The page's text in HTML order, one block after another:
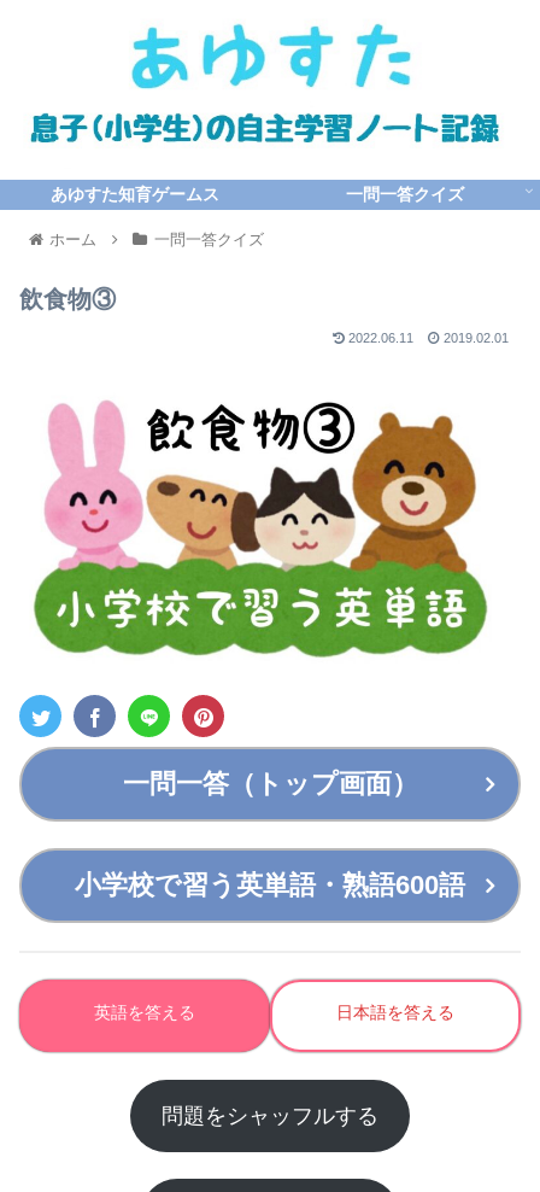
あゆすた知育ゲームス 一問一答クイズ
ホーム 一問一答クイズ
飲食物③
2022.06.11 2019.02.01
一問一答（トップ画面）
小学校で習う英単語・熟語600語
英語を答える 日本語を答える
問題をシャッフルする